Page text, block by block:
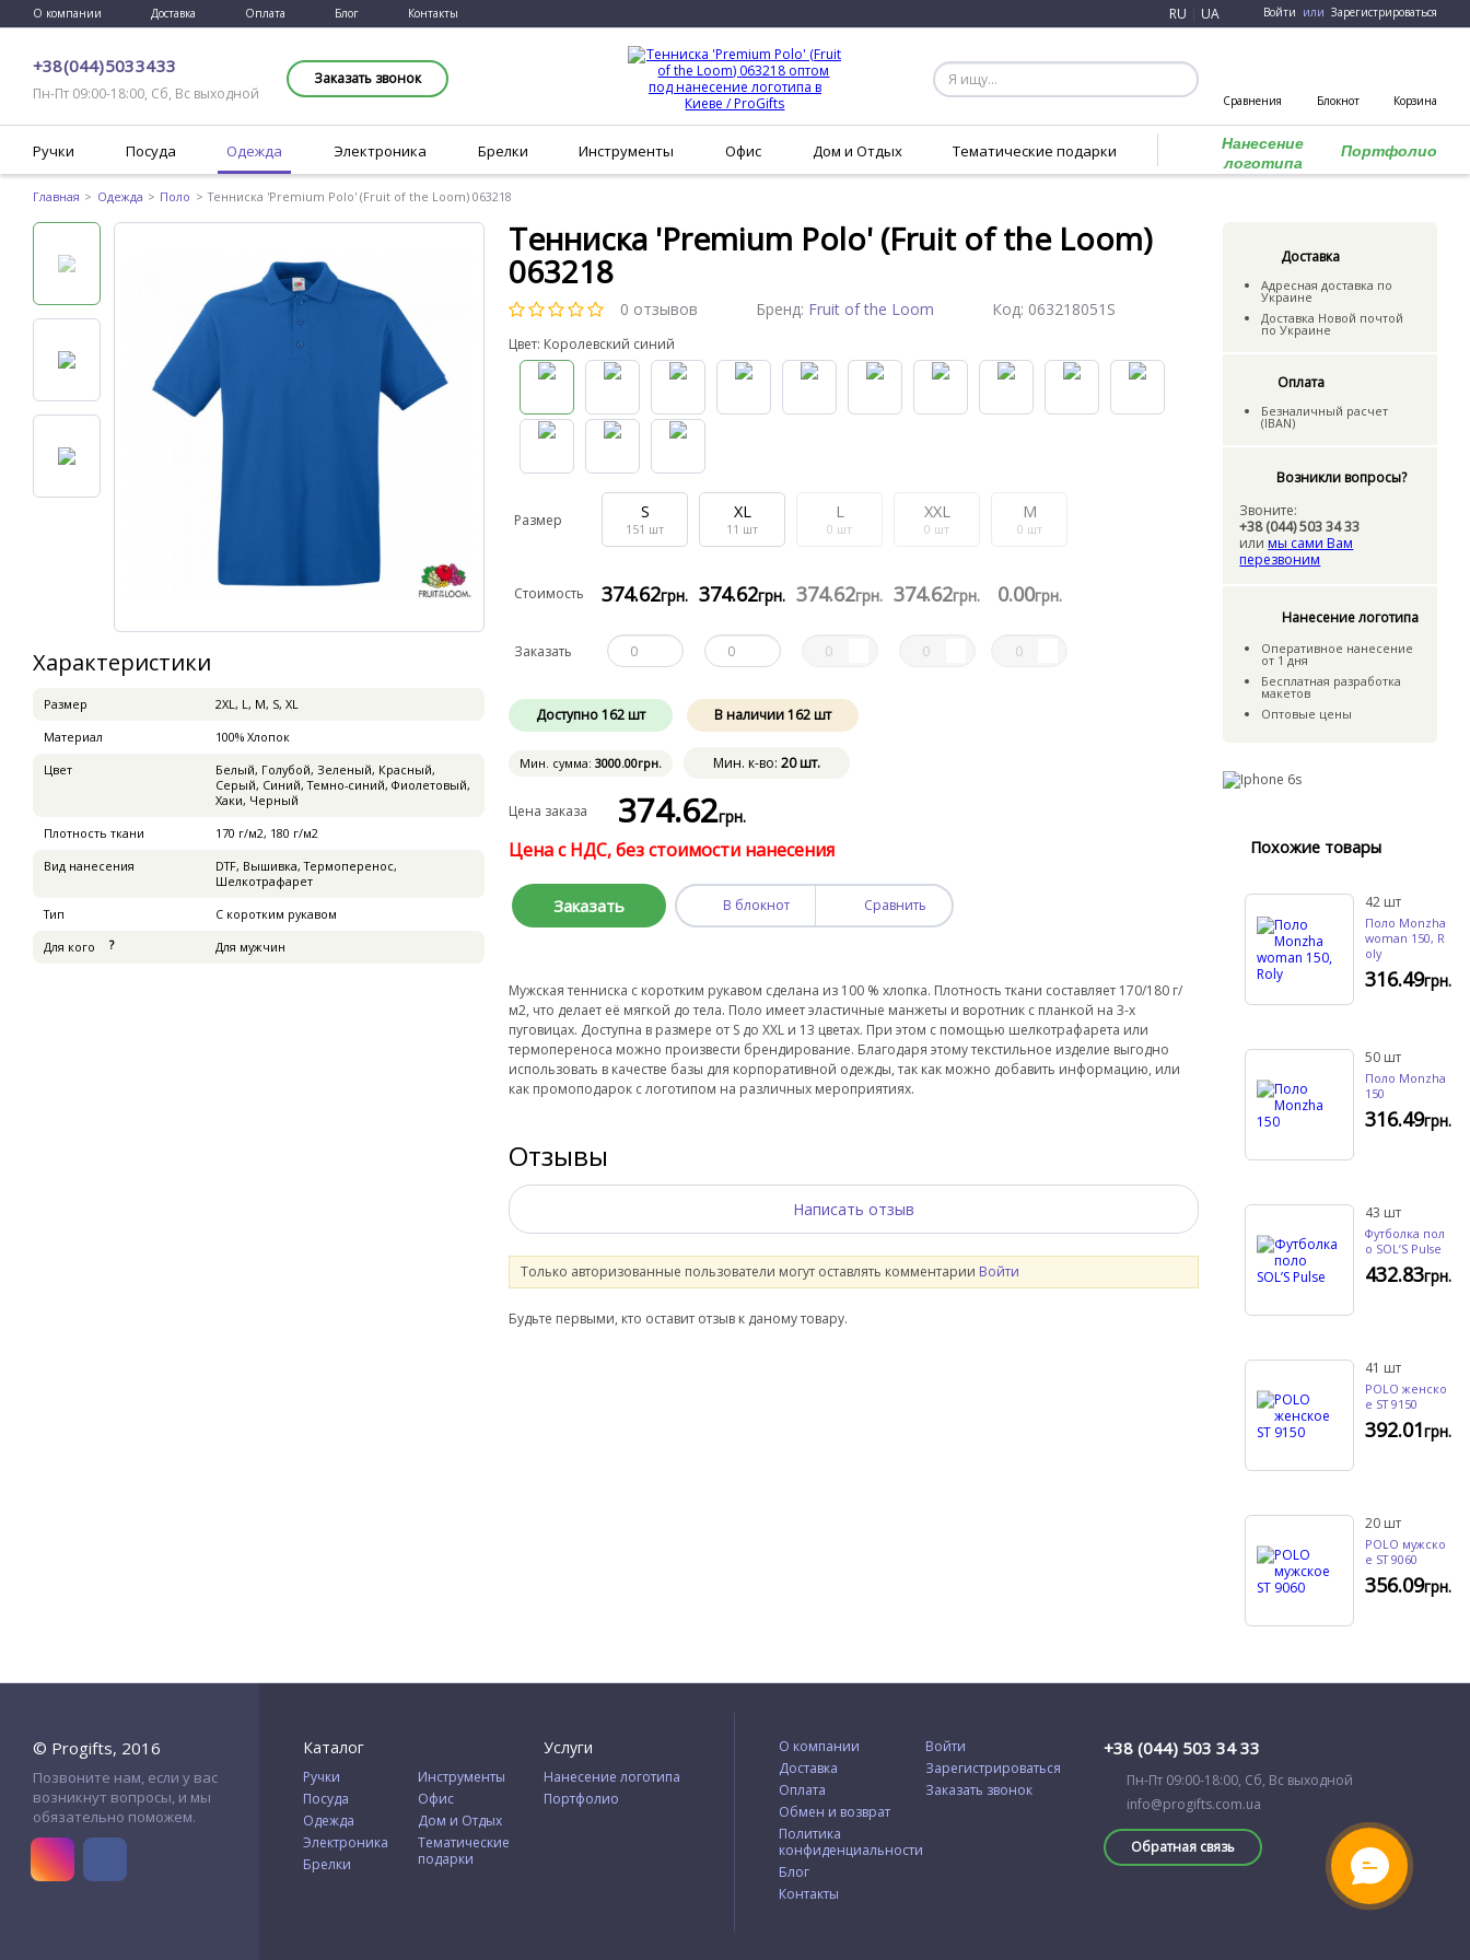
О компании Доставка Оплата Блог Контакты RU UA Войти или Зарегистрироваться
+38 (044) 503 34 33
Пн-Пт 09:00-18:00, Сб, Вс выходной
Заказать звонок
Сравнения Блокнот Корзина
Ручки Посуда Одежда Электроника Брелки Инструменты Офис Дом и Отдых Тематические подарки
Нанесение
логотипа
Портфолио
Главная Одежда Поло Тенниска 'Premium Polo' (Fruit of the Loom) 063218
Характеристики
Pазмер
2XL, L, M, S, XL
Материал
100% Хлопок
Цвет
Белый, Голубой, Зеленый, Красный,
Серый, Синий, Темно-синий, Фиолетовый,
Хаки, Черный
Плотность ткани
170 г/м2, 180 г/м2
Вид нанесения
DTF, Вышивка, Термоперенос,
Шелкотрафарет
Тип
С коротким рукавом
Для кого
Для мужчин
Тенниска 'Premium Polo' (Fruit of the Loom)
063218
0 отзывов Бренд: Fruit of the Loom Код: 063218051S
Цвет: Королевский синий
Размер
Стоимость
Заказать
S
151 шт
374.62грн.
XL
11 шт
374.62грн.
L
0 шт
374.62грн.
XXL
0 шт
374.62грн.
M
0 шт
0.00грн.
Доступно162 шт В наличии162шт
Мин. сумма:3000.00грн. Мин. к-во:20 шт.
Цена заказа 374.62грн.
Цена с НДС, без стоимости нанесения
Заказать В блокнот Сравнить
Мужская тенниска с коротким рукавом сделана из 100 % хлопка. Плотность ткани составляет 170/180 г/
м2, что делает её мягкой до тела. Поло имеет эластичные манжеты и воротник с планкой на 3-х
пуговицах. Доступна в размере от S до XXL и 13 цветах. При этом с помощью шелкотрафарета или
термопереноса можно произвести брендирование. Благодаря этому текстильное изделие выгодно
использовать в качестве базы для корпоративной одежды, так как можно добавить информацию, или
как промоподарок с логотипом на различных мероприятиях.
Доставка
Адресная доставка по
Украине
Доставка Новой почтой
по Украине
Оплата
Безналичный расчет
(IBAN)
Возникли вопросы?
Звоните:
+38 (044) 503 34 33
или мы сами Вам
перезвоним
Нанесение логотипа
Оперативное нанесение
от 1 дня
Бесплатная разработка
макетов
Оптовые цены
Похожие товары
42 шт
Поло Monzha
woman 150, R
oly
316.49грн.
50 шт
Поло Monzha
150
316.49грн.
43 шт
Футболка пол
о SOL’S Pulse
432.83грн.
41 шт
POLO женско
е ST 9150
392.01грн.
20 шт
POLO мужско
е ST 9060
356.09грн.
Отзывы
Написать отзыв
Только авторизованные пользователи могут оставлять комментарии Войти
Будьте первыми, кто оставит отзыв к даному товару.
Каталог
Ручки
Посуда
Одежда
Электроника
Брелки
Инструменты
Офис
Дом и Отдых
Тематические
подарки
Услуги
Нанесение логотипа
Портфолио
О компании
Доставка
Оплата
Обмен и возврат
Политика
конфиденциальности
Блог
Контакты
Войти
Зарегистрироваться
Заказать звонок
+38 (044) 503 34 33
Пн-Пт 09:00-18:00, Сб, Вс выходной
info@progifts.com.ua
Обратная связь
© Progifts, 2016
Позвоните нам, если у вас
возникнут вопросы, и мы
обязательно поможем.